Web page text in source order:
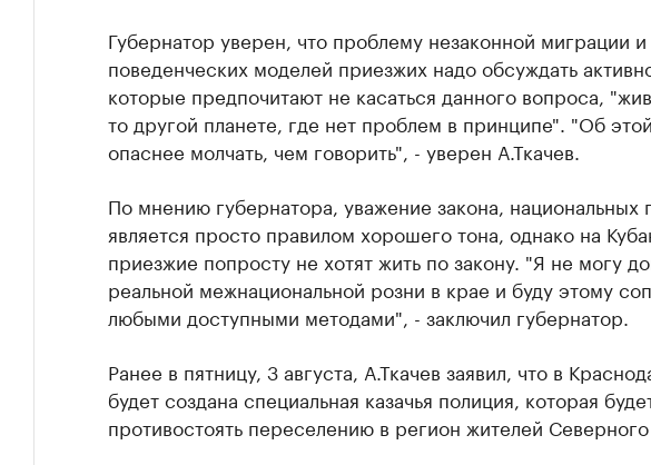
Губернатор уверен, что проблему незаконной миграции и
поведенческих моделей приезжих надо обсуждать
которые предпочитают не касаться данного вопроса,
то другой планете, где нет проблем в принципе". "Об
опаснее молчать, чем говорить", - уверен А.Ткачев.
По мнению губернатора, уважение закона, национальных
является просто правилом хорошего тона, однако на
приезжие попросту не хотят жить по закону. "Я не могу
реальной межнациональной розни в крае и буду этому
любыми доступными методами", - заключил губернатор.
Ранее в пятницу, 3 августа, А.Ткачев заявил, что в
будет создана специальная казачья полиция, которая
противостоять переселению в регион жителей Северного